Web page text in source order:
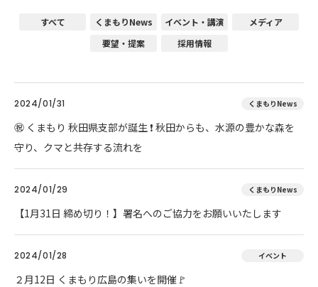
すべて くまもりNews イベント・講演
メディア
要望・提案
採用情報
2024/01/31 くまもりNews
㊗ くまもり 秋田県支部が誕生 ❗ 秋田からも、水源の豊かな森を
守り、クマと共存する流れを
2024/01/29 くまもりNews
【1月31日 締め切り！】署名へのご協力をお願いいたします
2024/01/28 イベント
２月12日 くまもり広島の集いを開催🚩